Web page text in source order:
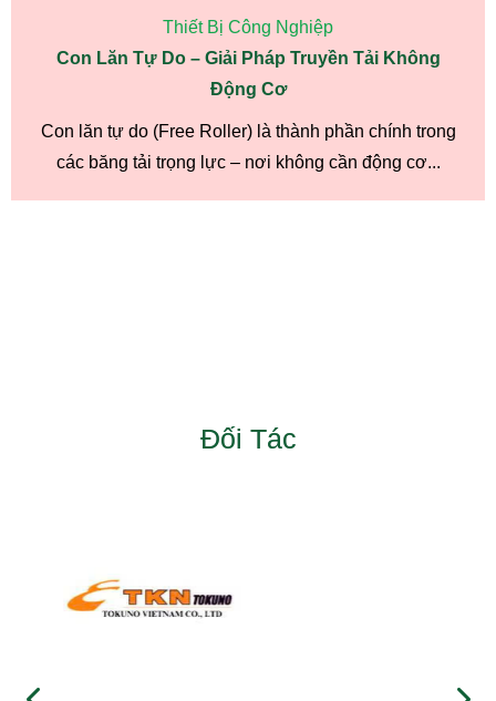
Thiết Bị Công Nghiệp
Con Lăn Tự Do – Giải Pháp Truyền Tải Không
Động Cơ
Con lăn tự do (Free Roller) là thành phần chính trong
các băng tải trọng lực – nơi không cần động cơ...
Đối Tác